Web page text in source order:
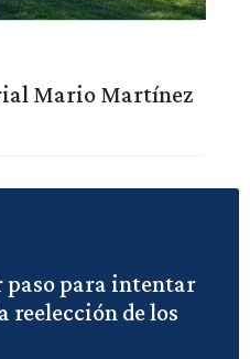
Mario Martínez
para intentar
de los